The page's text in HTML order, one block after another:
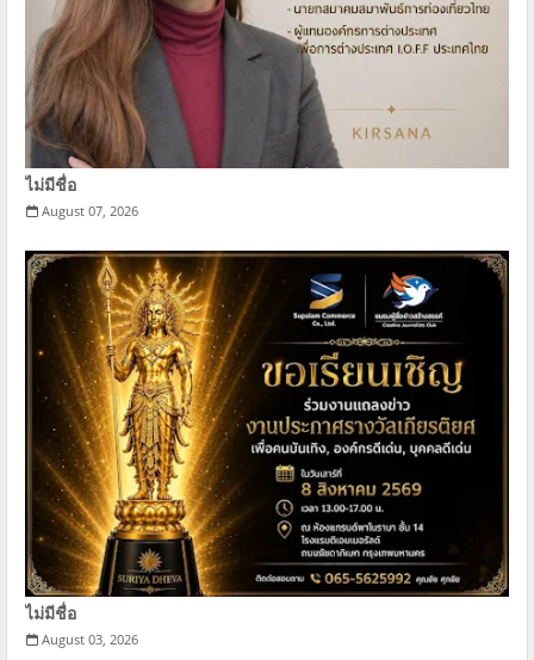
ไม่มีชื่อ
August 07, 2026
ไม่มีชื่อ
August 03, 2026